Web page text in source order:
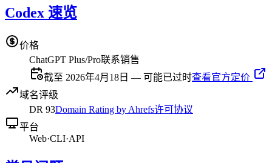
Codex 速览
价格
ChatGPT Plus/Pro联系销售
截至 2026年4月18日 — 可能已过时查看官方定价
域名评级
DR 93Domain Rating by Ahrefs许可协议
平台
Web·CLI·API